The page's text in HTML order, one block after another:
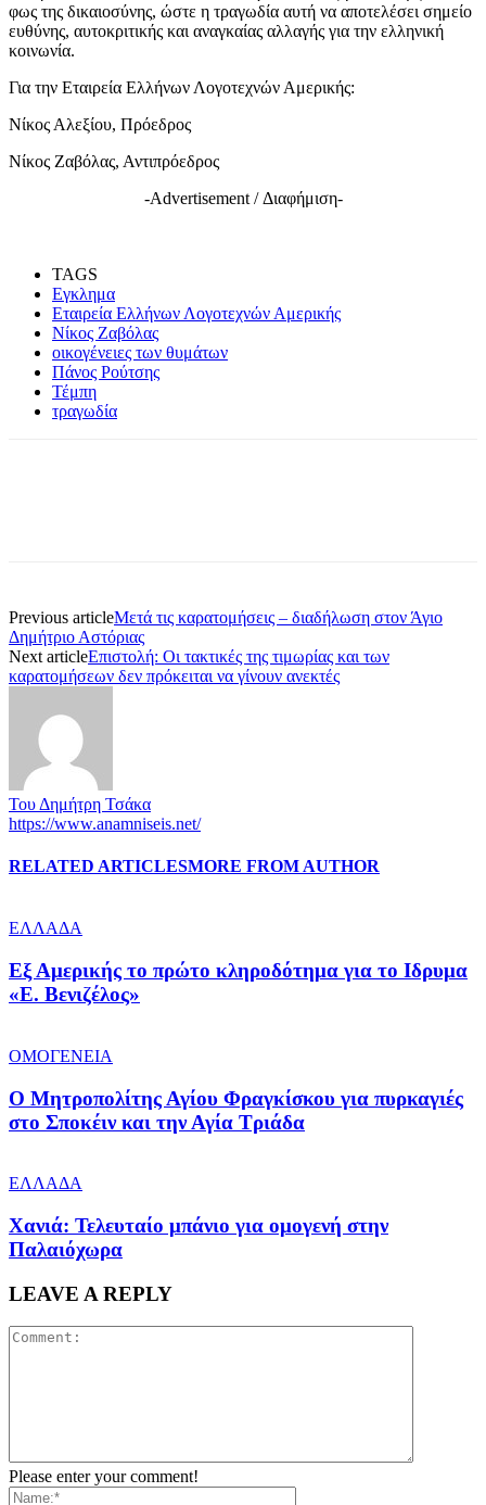
φως της δικαιοσύνης, ώστε η τραγωδία αυτή να αποτελέσει σημείο
ευθύνης, αυτοκριτικής και αναγκαίας αλλαγής για την ελληνική
κοινωνία.
Για την Εταιρεία Ελλήνων Λογοτεχνών Αμερικής:
Νίκος Αλεξίου, Πρόεδρος
Νίκος Ζαβόλας, Αντιπρόεδρος
-Advertisement / Διαφήμιση-
TAGS
Εγκλημα
Εταιρεία Ελλήνων Λογοτεχνών Αμερικής
Νίκος Ζαβόλας
οικογένειες των θυμάτων
Πάνος Ρούτσης
Τέμπη
τραγωδία
Previous articleΜετά τις καρατομήσεις – διαδήλωση στον Άγιο
Δημήτριο Αστόριας
Next articleΕπιστολή: Οι τακτικές της τιμωρίας και των
καρατομήσεων δεν πρόκειται να γίνουν ανεκτές
Του Δημήτρη Τσάκα
https://www.anamniseis.net/
RELATED ARTICLESMORE FROM AUTHOR
ΕΛΛΑΔΑ
Εξ Αμερικής το πρώτο κληροδότημα για το Ιδρυμα
«Ε. Βενιζέλος»
ΟΜΟΓΕΝΕΙΑ
Ο Μητροπολίτης Αγίου Φραγκίσκου για πυρκαγιές
στο Σποκέιν και την Αγία Τριάδα
ΕΛΛΑΔΑ
Χανιά: Τελευταίο μπάνιο για ομογενή στην
Παλαιόχωρα
LEAVE A REPLY
Please enter your comment!